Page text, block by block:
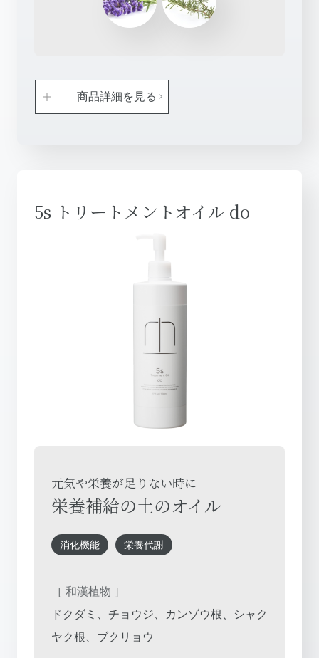
商品詳細を見る
5s トリートメントオイル do
元気や栄養が足りない時に
栄養補給の土のオイル
消化機能 栄養代謝
［ 和漢植物 ］
ドクダミ、チョウジ、カンゾウ根、シャク
ヤク根、ブクリョウ